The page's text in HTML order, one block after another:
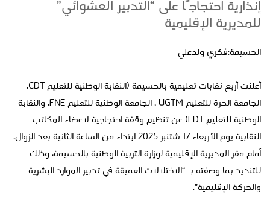
إنذارية احتجاجًا على “التدبير العشوائي”
للمديرية الإقليمية
الحسيمة:فكري ولدعلي
أعلنت أربع نقابات تعليمية بالحسيمة (النقابة الوطنية للتعليم CDT،
الجامعة الحرة للتعليم UGTM ، الجامعة الوطنية للتعليم FNE، والنقابة
الوطنية للتعليم FDT) عن تنظيم وقفة احتجاجية لاعضاء المكاتب
النقابية يوم الأربعاء 17 شتنبر 2025 ابتداء من الساعة الثانية بعد الزوال،
أمام مقر المديرية الإقليمية لوزارة التربية الوطنية بالحسيمة، وذلك
للتنديد بما وصفته بـ “الاختلالات العميقة في تدبير الموارد البشرية
والحركة الإقليمية”.